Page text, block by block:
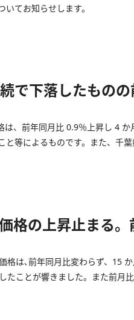
てお知らせします。
で下落したものの
、前年同月比 0.9％上昇し 4
等によるものです。また、千
の上昇止まる。
格は､前年同月比変わらず、15
たことが響きました。また前月